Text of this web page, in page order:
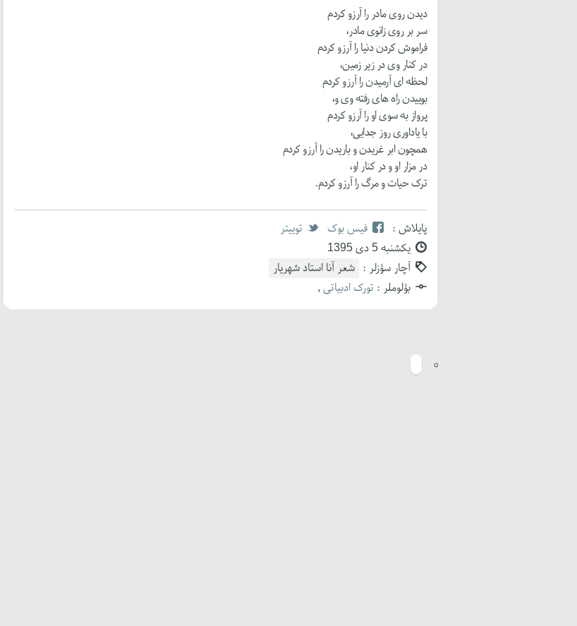
دیدن روی مادر را آرزو کردم
سر بر روی زانوی مادر،
فراموش کردن دنیا را آرزو کردم
در کنار وی در زیر زمین،
لحظه ای آرمیدن را آرزو کردم
بوییدن راه های رفته وی و،
پرواز به سوی او را آرزو کردم
با یاداوری روز جدایی،
همچون ابر غریدن و باریدن را آرزو کردم
در مزار او و در کنار او،
ترک حیات و مرگ را آرزو کردم.
پایلاش : فیس بوک
توییتر
یکشنبه 5 دی 1395
آچار سؤزلر : شعر آنا استاد شهریار
بؤلوملر : تورک ادبیاتی ,